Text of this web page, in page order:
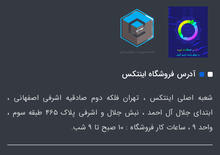
آدرس فروشگاه اینتکس
شعبه اصلی اینتکس ، تهران فلکه دوم صادقیه اشرفی اصفهانی ،
ابتدای جلال آل احمد ، نبش جلال و اشرفی پلاک 465 طبقه سوم ،
واحد ۹ ، ساعات کار فروشگاه : ۱۰ صبح تا ۹ شب.